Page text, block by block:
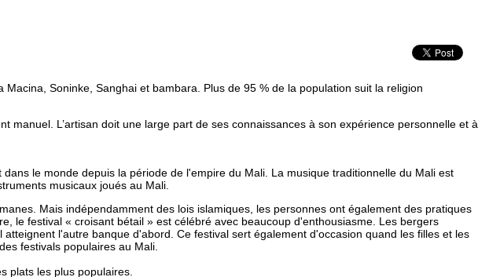
Soninke, Sanghai et bambara. Plus de 95 % de la population suit la religion
manuel. L’artisan doit une large part de ses connaissances à son expérience personnelle et à
le monde depuis la période de l'empire du Mali. La musique traditionnelle du Mali est
musicaux joués au Mali.
Mais indépendamment des lois islamiques, les personnes ont également des pratiques
le festival « croisant bétail » est célébré avec beaucoup d'enthousiasme. Les bergers
l'autre banque d'abord. Ce festival sert également d'occasion quand les filles et les
festivals populaires au Mali.
plats les plus populaires.